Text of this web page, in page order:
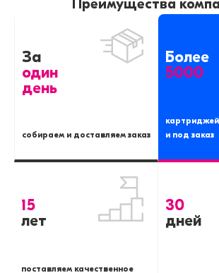
Преимущества
За
один
день
собираем и доставляем заказ
Более
5000
и под заказ
15
лет
поставляем качественное
30
дней